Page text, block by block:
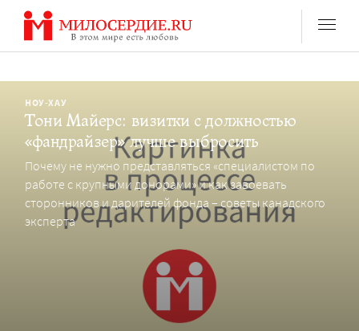
Перейти
содержанию
НОУ-ХАУ
Тони Майерс: визитки с должностью
«фандрайзер» лучше выбросить
Почему не нужно представляться «специалистом по
работе с крупными донорами» и как завоевать
сторонников и дарителей фонда – советы канадского
эксперта